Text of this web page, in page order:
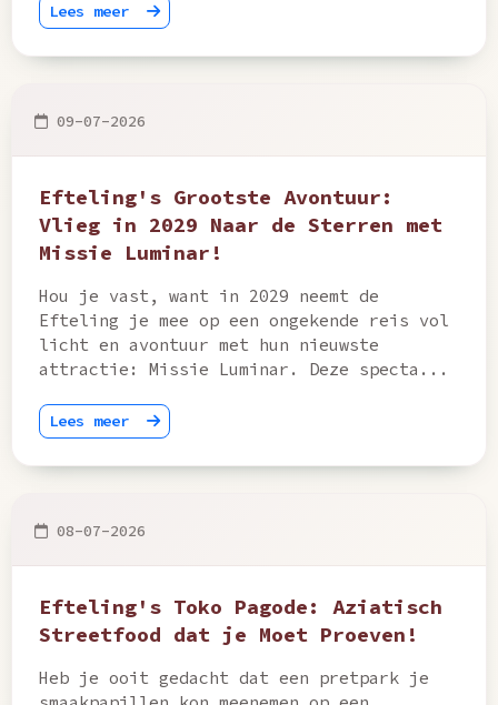
Lees meer
09-07-2026
Efteling's Grootste Avontuur:
Vlieg in 2029 Naar de Sterren met
Missie Luminar!
Hou je vast, want in 2029 neemt de
Efteling je mee op een ongekende reis vol
licht en avontuur met hun nieuwste
attractie: Missie Luminar. Deze specta...
Lees meer
08-07-2026
Efteling's Toko Pagode: Aziatisch
Streetfood dat je Moet Proeven!
Heb je ooit gedacht dat een pretpark je